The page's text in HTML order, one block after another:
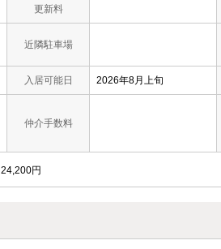
更新料
近隣駐車場
入居可能日 2026年8月上旬
仲介手数料
24,200円